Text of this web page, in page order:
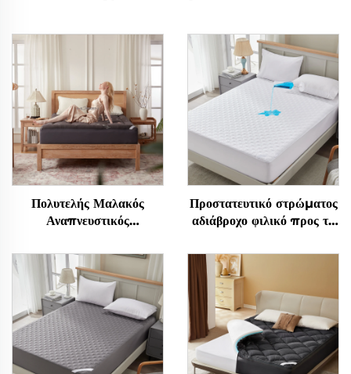
Πολυτελής Μαλακός
Αναπνευστικός
Τσέπης για Πόνο Πλάτης,
Δροσιστικό Στρώμα
Παράπλωρο με Κάλυμμα
Μπαμπιού (Γκρι)
Προστατευτικό στρώματος
αδιάβροχο φιλικό προς το
στρώμα με μαλακή
πλήρωση, Προστατευτική
θήκη στρώματος βαθιών
τσεπών 6''-18'', Πλυντό
(Λευκό)